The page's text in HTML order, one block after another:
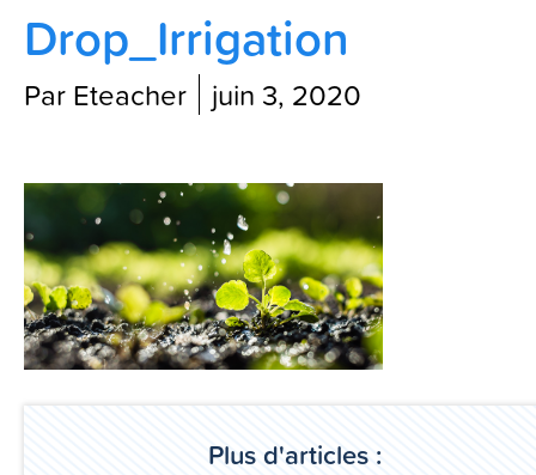
Contactez-nous
Blog
Drop_Irrigation
Par Eteacher juin 3, 2020
Plus d'articles :